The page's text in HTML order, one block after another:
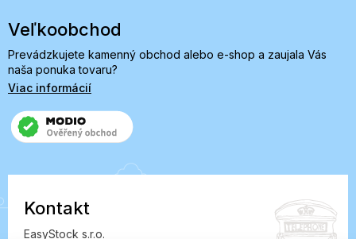
Veľkoobchod
Prevádzkujete kamenný obchod alebo e-shop a zaujala Vás
naša ponuka tovaru?
Viac informácií
Kontakt
EasyStock s.r.o.